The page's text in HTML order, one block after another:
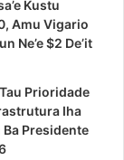
Kustu
Amu Vigario
Ne’e $2 De’it
Prioridade
Iha
Presidente